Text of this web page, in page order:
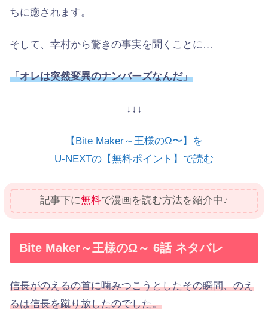
ちに癒されます。
そして、幸村から驚きの事実を聞くことに…
「オレは突然変異のナンバーズなんだ」
↓↓↓
【Bite Maker～王様のΩ〜】を
U-NEXTの【無料ポイント】で読む
記事下に無料で漫画を読む方法を紹介中♪
Bite Maker～王様のΩ～ 6話 ネタバレ
信長がのえるの首に噛みつこうとしたその瞬間、のえ
るは信長を蹴り放したのでした。